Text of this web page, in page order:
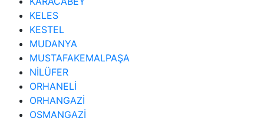
KELES
KESTEL
MUDANYA
MUSTAFAKEMALPAŞA
NİLÜFER
ORHANELİ
ORHANGAZİ
OSMANGAZİ